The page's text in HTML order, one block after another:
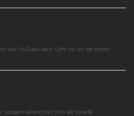
auf YouTube aktiv. Geht es um die reinen
sondern bezeichnet sich als visuelle